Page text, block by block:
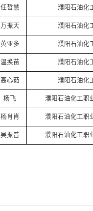
任哲慧 濮阳石油化
万振天 濮阳石油化
黄亚多 濮阳石油化
温换苗 濮阳石油化
高心茹 濮阳石油化
杨飞 濮阳石油化工职
杨肖肖 濮阳石油化工职
吴振普 濮阳石油化工职